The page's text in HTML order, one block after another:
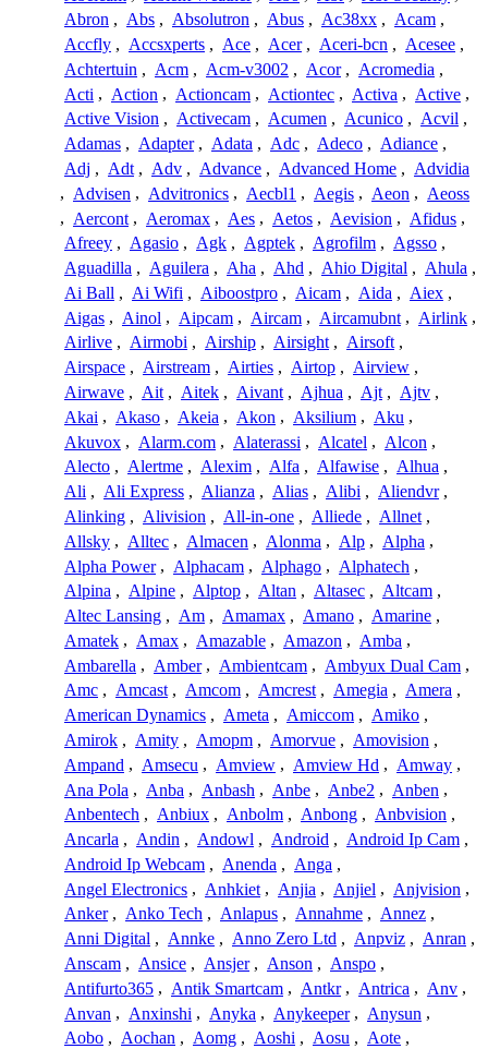
Abron , Abs , Absolutron , Abus , Ac38xx , Acam ,
Accfly , Accsxperts , Ace , Acer , Aceri-bcn , Acesee ,
Achtertuin , Acm , Acm-v3002 , Acor , Acromedia ,
Acti , Action , Actioncam , Actiontec , Activa , Active ,
Active Vision , Activecam , Acumen , Acunico , Acvil ,
Adamas , Adapter , Adata , Adc , Adeco , Adiance ,
Adj , Adt , Adv , Advance , Advanced Home , Advidia
, Advisen , Advitronics , Aecbl1 , Aegis , Aeon , Aeoss
, Aercont , Aeromax , Aes , Aetos , Aevision , Afidus ,
Afreey , Agasio , Agk , Agptek , Agrofilm , Agsso ,
Aguadilla , Aguilera , Aha , Ahd , Ahio Digital , Ahula ,
Ai Ball , Ai Wifi , Aiboostpro , Aicam , Aida , Aiex ,
Aigas , Ainol , Aipcam , Aircam , Aircamubnt , Airlink ,
Airlive , Airmobi , Airship , Airsight , Airsoft ,
Airspace , Airstream , Airties , Airtop , Airview ,
Airwave , Ait , Aitek , Aivant , Ajhua , Ajt , Ajtv ,
Akai , Akaso , Akeia , Akon , Aksilium , Aku ,
Akuvox , Alarm.com , Alaterassi , Alcatel , Alcon ,
Alecto , Alertme , Alexim , Alfa , Alfawise , Alhua ,
Ali , Ali Express , Alianza , Alias , Alibi , Aliendvr ,
Alinking , Alivision , All-in-one , Alliede , Allnet ,
Allsky , Alltec , Almacen , Alonma , Alp , Alpha ,
Alpha Power , Alphacam , Alphago , Alphatech ,
Alpina , Alpine , Alptop , Altan , Altasec , Altcam ,
Altec Lansing , Am , Amamax , Amano , Amarine ,
Amatek , Amax , Amazable , Amazon , Amba ,
Ambarella , Amber , Ambientcam , Ambyux Dual Cam ,
Amc , Amcast , Amcom , Amcrest , Amegia , Amera ,
American Dynamics , Ameta , Amiccom , Amiko ,
Amirok , Amity , Amopm , Amorvue , Amovision ,
Ampand , Amsecu , Amview , Amview Hd , Amway ,
Ana Pola , Anba , Anbash , Anbe , Anbe2 , Anben ,
Anbentech , Anbiux , Anbolm , Anbong , Anbvision ,
Ancarla , Andin , Andowl , Android , Android Ip Cam ,
Android Ip Webcam , Anenda , Anga ,
Angel Electronics , Anhkiet , Anjia , Anjiel , Anjvision ,
Anker , Anko Tech , Anlapus , Annahme , Annez ,
Anni Digital , Annke , Anno Zero Ltd , Anpviz , Anran ,
Anscam , Ansice , Ansjer , Anson , Anspo ,
Antifurto365 , Antik Smartcam , Antkr , Antrica , Anv ,
Anvan , Anxinshi , Anyka , Anykeeper , Anysun ,
Aobo , Aochan , Aomg , Aoshi , Aosu , Aote ,